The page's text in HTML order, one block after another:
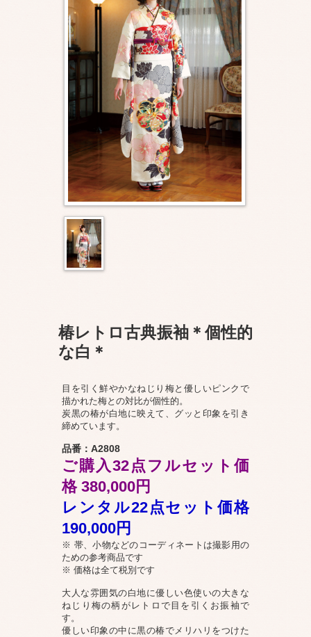
椿レトロ古典振袖＊個性的
な白＊
目を引く鮮やかなねじり梅と優しいピンクで
描かれた梅との対比が個性的。
炭黒の椿が白地に映えて、グッと印象を引き
締めています。
品番：A2808
ご購入32点フルセット価
格 380,000円
レンタル22点セット価格
190,000円
※ 帯、小物などのコーディネートは撮影用の
ための参考商品です
※ 価格は全て税別です
大人な雰囲気の白地に優しい色使いの大きな
ねじり梅の柄がレトロで目を引くお振袖で
す。
優しい印象の中に黒の椿でメリハリをつけた